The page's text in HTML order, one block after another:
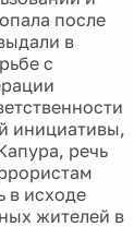
после
в
с
инициативы,
речь
в исходе
жителей в